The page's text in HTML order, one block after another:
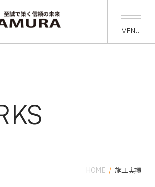
HOME / 施工実績